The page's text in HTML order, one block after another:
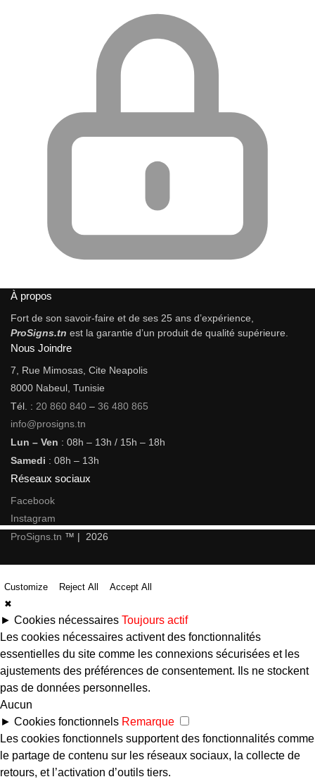
À propos
Fort de son savoir-faire et de ses 25 ans d’expérience,
ProSigns.tn est la garantie d’un produit de qualité supérieure.
Nous Joindre
7, Rue Mimosas, Cite Neapolis
8000 Nabeul, Tunisie
Tél. : 20 860 840 – 36 480 865
info@prosigns.tn
Lun – Ven : 08h – 13h / 15h – 18h
Samedi : 08h – 13h
Réseaux sociaux
Facebook
Instagram
ProSigns.tn ™ | 2026
Customize Reject All
Accept All
✖
► Cookies nécessaires Toujours actif
Les cookies nécessaires activent des fonctionnalités
essentielles du site comme les connexions sécurisées et les
ajustements des préférences de consentement. Ils ne stockent
pas de données personnelles.
Aucun
► Cookies fonctionnels Remarque
Les cookies fonctionnels supportent des fonctionnalités comme
le partage de contenu sur les réseaux sociaux, la collecte de
retours, et l’activation d’outils tiers.